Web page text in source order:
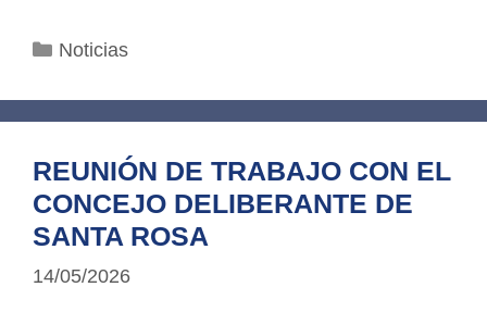
Categorías
Noticias
REUNIÓN DE TRABAJO CON EL
CONCEJO DELIBERANTE DE
SANTA ROSA
14/05/2026